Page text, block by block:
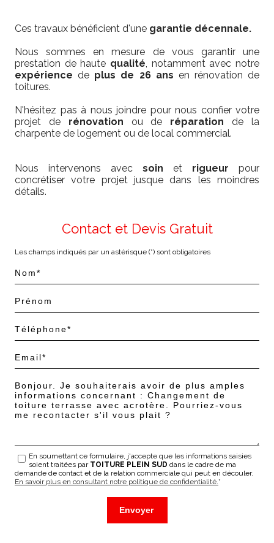
Ces travaux bénéficient d'une garantie décennale.
Nous sommes en mesure de vous garantir une
prestation de haute qualité , notamment avec notre
expériencede plus de 26 ans en rénovation de
toitures.
N'hésitez pas à nous joindre pour nous confier votre
projet de rénovation ou de réparationde la
charpente de logement ou de local commercial.
Nous intervenons avec soin et rigueur pour
concrétiser votre projet jusque dans les moindres
détails.
Contact et Devis Gratuit
Les champs indiqués par un astérisque (*) sont obligatoires
En soumettant ce formulaire, j'accepte que les informations saisies
soient traitées par TOITURE PLEIN SUD dans le cadre de ma
demande de contact et de la relation commerciale qui peut en découler.
En savoir plus en consultant notre politique de confidentialité. *